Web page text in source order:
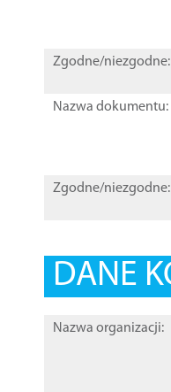
Zgodne/niezgodne:
Nazwa dokumentu:
Zgodne/niezgodne:
DANE
Nazwa organizacji: